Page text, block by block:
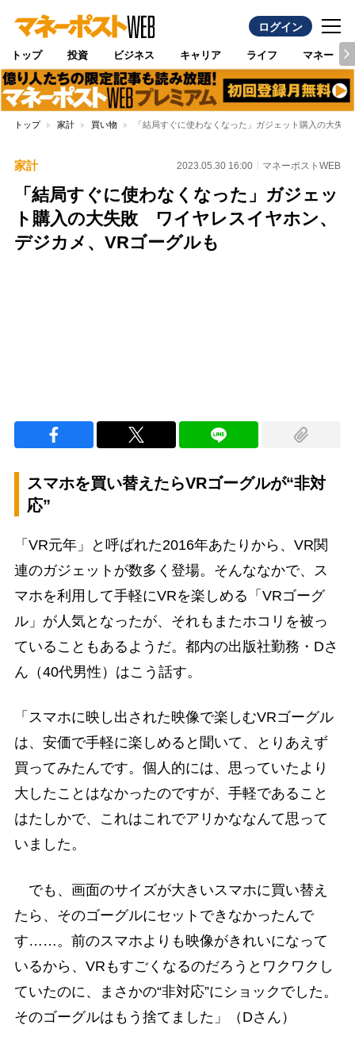
ログイン
トップ 投資 ビジネス キャリア ライフ マネー
トップ 家計 買い物 「結局すぐに使わなくなった」ガジェット購入の大失
家計 2023.05.30 16:00 マネーポストWEB
「結局すぐに使わなくなった」ガジェッ
ト購入の大失敗 ワイヤレスイヤホン、
デジカメ、VRゴーグルも
スマホを買い替えたらVRゴーグルが“非対
応”
「VR元年」と呼ばれた2016年あたりから、VR関
連のガジェットが数多く登場。そんななかで、ス
マホを利用して手軽にVRを楽しめる「VRゴーグ
ル」が人気となったが、それもまたホコリを被っ
ていることもあるようだ。都内の出版社勤務・Dさ
ん（40代男性）はこう話す。
「スマホに映し出された映像で楽しむVRゴーグル
は、安価で手軽に楽しめると聞いて、とりあえず
買ってみたんです。個人的には、思っていたより
大したことはなかったのですが、手軽であること
はたしかで、これはこれでアリかななんて思って
いました。
でも、画面のサイズが大きいスマホに買い替え
たら、そのゴーグルにセットできなかったんで
す……。前のスマホよりも映像がきれいになって
いるから、VRもすごくなるのだろうとワクワクし
ていたのに、まさかの“非対応”にショックでした。
そのゴーグルはもう捨てました」（Dさん）